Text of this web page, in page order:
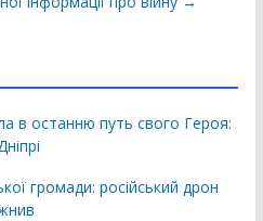
в останню путь свого Героя:
громади: російський дрон